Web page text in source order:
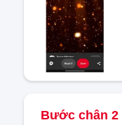
Bước chân 2